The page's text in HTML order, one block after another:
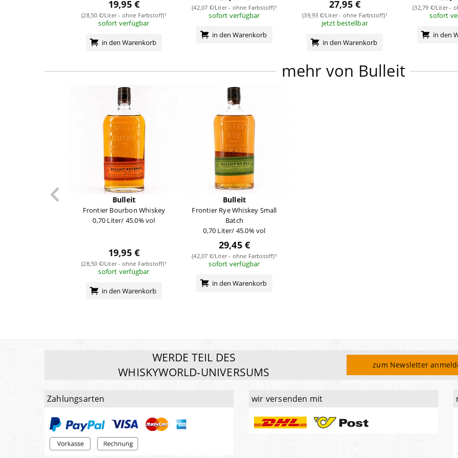
19,95 €
(28,50 €/Liter - ohne Farbstoff)¹
sofort verfügbar
in den Warenkorb
(42,07 €/Liter - ohne Farbstoff)¹
sofort verfügbar
in den Warenkorb
27,95 €
(39,93 €/Liter - ohne Farbstoff)¹
jetzt bestellbar
in den Warenkorb
(32,79 €/Liter -
sofort
in den
mehr von Bulleit
Bulleit
Frontier Bourbon Whiskey
0,70 Liter/ 45.0% vol
19,95 €
(28,50 €/Liter - ohne Farbstoff)¹
sofort verfügbar
in den Warenkorb
Bulleit
Frontier Rye Whiskey Small
Batch
0,70 Liter/ 45.0% vol
29,45 €
(42,07 €/Liter - ohne Farbstoff)¹
sofort verfügbar
in den Warenkorb
WERDE TEIL DES
WHISKYWORLD-UNIVERSUMS
zum Newsletter
Zahlungsarten wir versenden mit